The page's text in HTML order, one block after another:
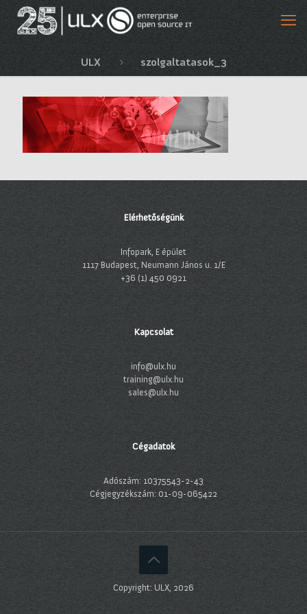
ULX szolgaltatasok_3
Elérhetőségünk
Infopark, E épület
1117 Budapest, Neumann János u. 1/E
+36 (1) 450 0921
Kapcsolat
info@ulx.hu
training@ulx.hu
sales@ulx.hu
Cégadatok
Adószám: 10375543-2-43
Cégjegyzékszám: 01-09-065422
Copyright: ULX, 2026